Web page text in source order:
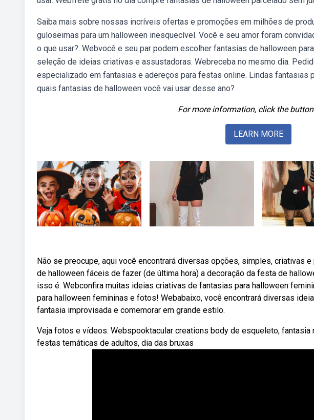
Saiba mais sobre nossas incríveis ofertas e promoções em milhões de
guloseimas para um halloween inesquecível. Você e seu amor foram
o que usar?. Webvocê e seu par podem escolher fantasias de halloween
seleção de ideias criativas e assustadoras. Webreceba no mesmo dia.
especializado em fantasias e adereços para festas online. Lindas fantasias
quais fantasias de halloween você vai usar desse ano?
For more information, click the
LEARN MORE
Não se preocupe, aqui você encontrará diversas opções, simples, criativas
de halloween fáceis de fazer (de última hora) a decoração da festa de
isso é. Webconfira muitas ideias criativas de fantasias para halloween
para halloween femininas e fotos! Webabaixo, você encontrará diversas
fantasia improvisada e comemorar em grande estilo.
Veja fotos e vídeos. Webspooktacular creations body de esqueleto, fantasia
festas temáticas de adultos, dia das bruxas